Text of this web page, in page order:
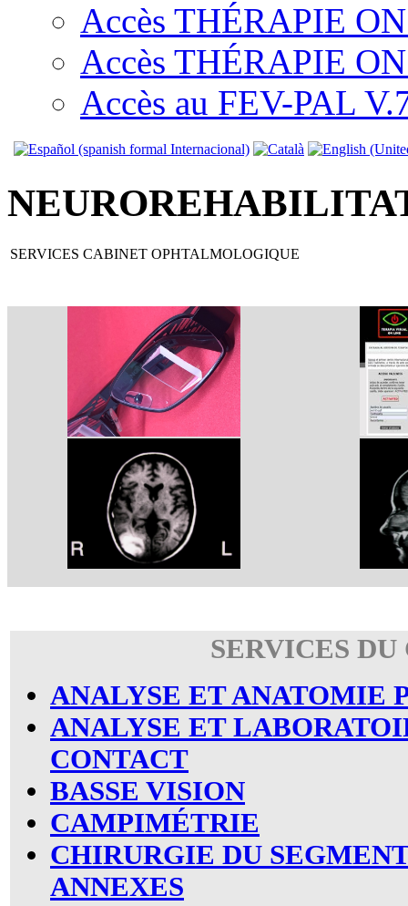
Accès THÉRAPIE
Accès THÉRAPIE
Accès au FEV-PAL
SERVICES CABINET OPHTALMOLOGIQUE
SERVICES DU
ANALYSE ET ANATOMIE
ANALYSE ET
CONTACT
BASSE VISION
CAMPIMÉTRIE
CHIRURGIE DU
ANNEXES